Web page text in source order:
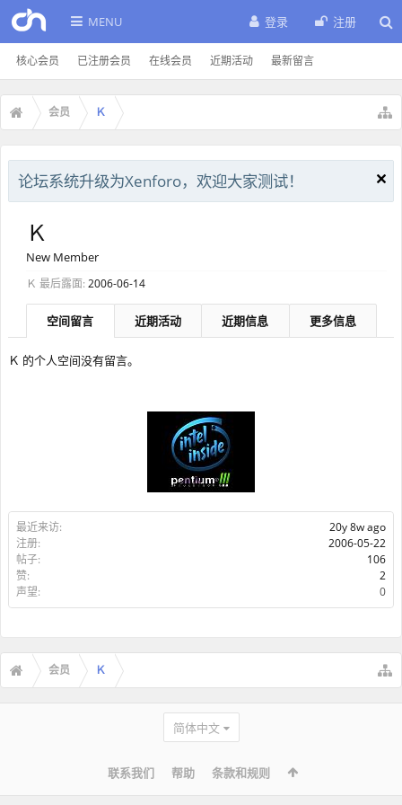
MENU
核心会员 已注册会员 在线会员 近期活动 最新留言
登录 注册
会员 Ｋ
论坛系统升级为Xenforo，欢迎大家测试！
最近来访:
20y 8w ago
注册:
2006-05-22
帖子:
106
赞:
2
声望:
0
Ｋ
New Member
Ｋ 最后露面: 2006-06-14
空间留言 近期活动 近期信息 更多信息
Ｋ 的个人空间没有留言。
会员 Ｋ
简体中文
联系我们 帮助 条款和规则